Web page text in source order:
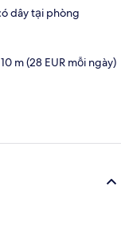
dây tại phòng
m (28 EUR mỗi ngày)